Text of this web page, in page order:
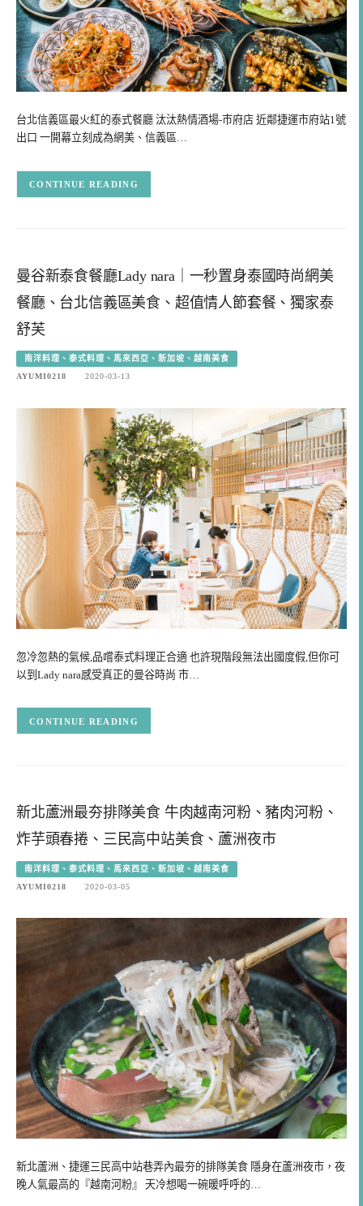
台北信義區最火紅的泰式餐廳 汰汰熱情酒場-巿府店 近鄰捷運市府站1號
出口 一開幕立刻成為網美、信義區…
CONTINUE READING
曼谷新泰食餐廳Lady nara｜一秒置身泰國時尚網美
餐廳、台北信義區美食、超值情人節套餐、獨家泰
舒芙
南洋料理、泰式料理、馬來西亞、新加坡、越南美食
AYUMI0218
2020-03-13
忽冷忽熱的氣候,品嚐泰式料理正合適 也許現階段無法出國度假,但你可
以到Lady nara感受真正的曼谷時尚 市…
CONTINUE READING
新北蘆洲最夯排隊美食 牛肉越南河粉、豬肉河粉、
炸芋頭春捲、三民高中站美食、蘆洲夜市
南洋料理、泰式料理、馬來西亞、新加坡、越南美食
AYUMI0218
2020-03-05
新北蘆洲、捷運三民高中站巷弄內最夯的排隊美食 隱身在蘆洲夜市，夜
晚人氣最高的『越南河粉』 天冷想喝一碗暖呼呼的…